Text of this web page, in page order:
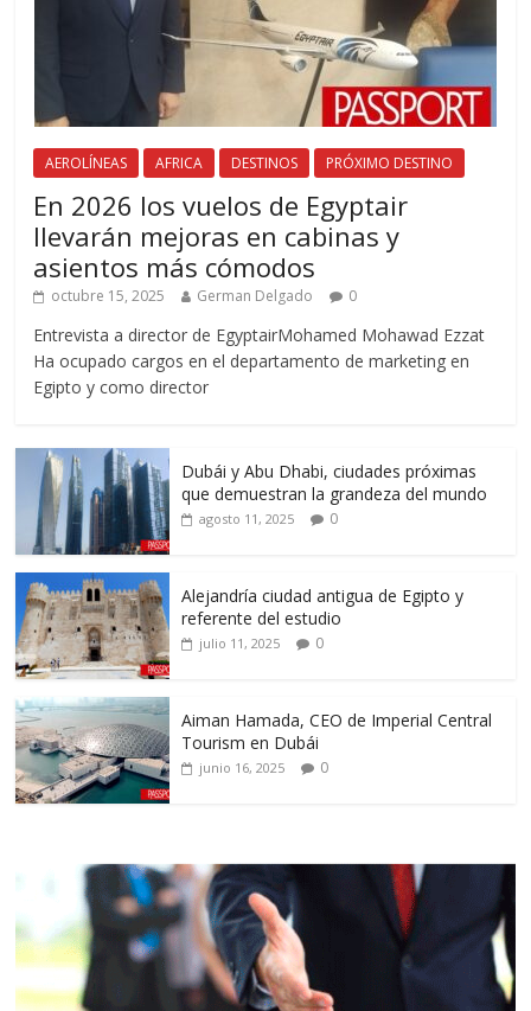
AEROLÍNEAS AFRICA DESTINOS PRÓXIMO DESTINO
En 2026 los vuelos de Egyptair
llevarán mejoras en cabinas y
asientos más cómodos
octubre 15, 2025 German Delgado 0
Entrevista a director de EgyptairMohamed Mohawad Ezzat
Ha ocupado cargos en el departamento de marketing en
Egipto y como director
Dubái y Abu Dhabi, ciudades próximas
que demuestran la grandeza del mundo
agosto 11, 2025 0
Alejandría ciudad antigua de Egipto y
referente del estudio
julio 11, 2025 0
Aiman Hamada, CEO de Imperial Central
Tourism en Dubái
junio 16, 2025 0